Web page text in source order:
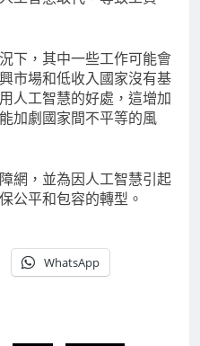
下，其中一些工作可能會
市場和低收入國家沒有基
人工智慧的好處，這增加
加劇國家間不平等的風
網，並為因人工智慧引起
公平和包容的轉型。
WhatsApp